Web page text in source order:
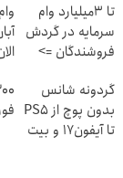
تا 3میلیارد وام
سرمایه در گردش
فروشندگان =>
ثبت کن
گردونه شانس
بدون پوچ از PS5
تا آیفون17 و بیت